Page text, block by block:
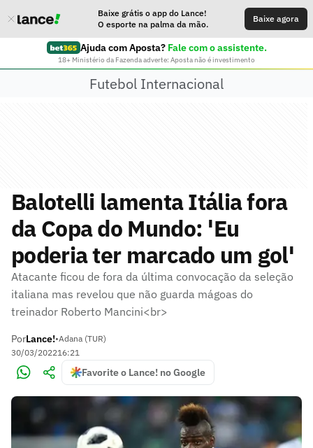
Baixe grátis o app do Lance!
O esporte na palma da mão.
Baixe agora
Ajuda com Aposta? Fale com o assistente.
18+ Ministério da Fazenda adverte: Aposta não é investimento
Futebol Internacional
Balotelli lamenta Itália fora
da Copa do Mundo: 'Eu
poderia ter marcado um gol'
Atacante ficou de fora da última convocação da seleção
italiana mas revelou que não guarda mágoas do
treinador Roberto Mancini<br>
PorLance!•Adana (TUR)
30/03/202216:21
Favorite o Lance! no Google